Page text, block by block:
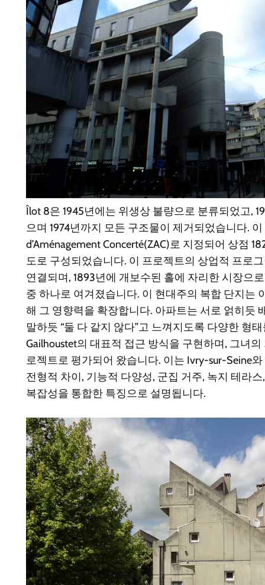
Îlot 8은 1945년에는 위생상 불량으로 분류되었고,
으며 1974년까지 모든 구조물이 제거되었습니다.
d’Aménagement Concerté(ZAC)로 지정되어 상점
도로 구성되었습니다. 이 프로젝트의 상업적 프로
연결되며, 1893년에 개보수된 홀에 자리한 시장으
중 하나로 여겨졌습니다. 이 현대주의 복합 단지는
해 그 영향력을 확장합니다. 아파트는 서로 얽히듯
말하듯 “둘 다 같지 않다”고 느껴지도록 다양한 형
Gailhoustet의 대표적 접근 방식을 구현하며, 그녀
로젝트로 평가되어 왔습니다. 이는 Ivry-sur-Seine
전형적 차이, 기능적 다양성, 군집 거주, 녹지 테라
복잡성을 통합한 특징으로 설명됩니다.